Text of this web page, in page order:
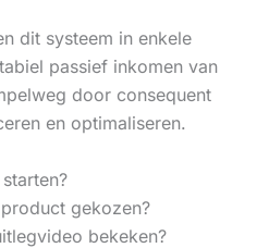
dit systeem in enkele
passief inkomen van
door consequent
en optimaliseren.
gekozen?
bekeken?